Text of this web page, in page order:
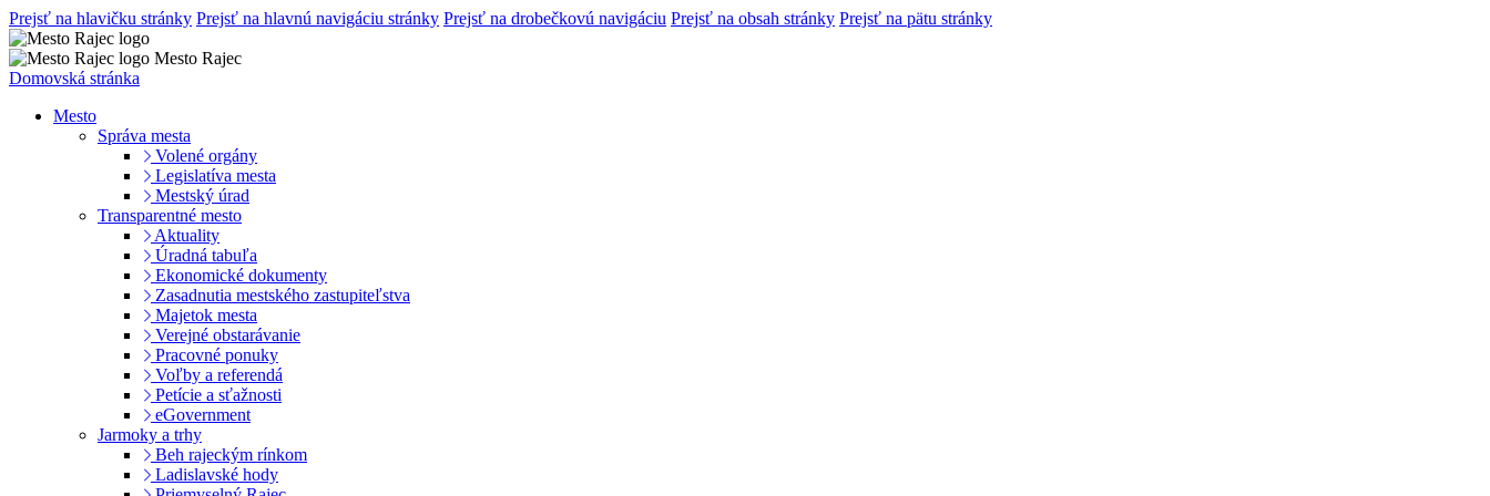
Prejsť na hlavičku stránky Prejsť na hlavnú navigáciu stránky Prejsť na drobečkovú navigáciu Prejsť na obsah stránky Prejsť na pätu stránky
Mesto Rajec
Domovská stránka
Mesto
Správa mesta
Volené orgány
Legislatíva mesta
Mestský úrad
Transparentné mesto
Aktuality
Úradná tabuľa
Ekonomické dokumenty
Zasadnutia mestského zastupiteľstva
Majetok mesta
Verejné obstarávanie
Pracovné ponuky
Voľby a referendá
Petície a sťažnosti
eGovernment
Jarmoky a trhy
Beh rajeckým rínkom
Ladislavské hody